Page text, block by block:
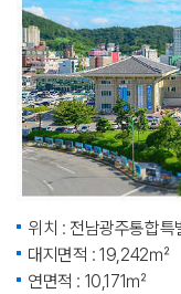
위치 : 전남광주통합
대지면적 : 19,242㎡
연면적 : 10,171㎡